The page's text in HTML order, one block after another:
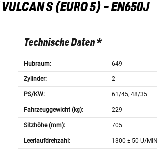
VULCAN S (EURO 5) - EN650J
Technische Daten *
Hubraum: 649
Zylinder: 2
PS/KW: 61/45, 48/35
Fahrzeuggewicht (kg): 229
Sitzhöhe (mm): 705
Leerlaufdrehzahl: 1300 ± 50 U/MIN